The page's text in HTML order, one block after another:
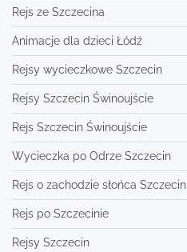
Rejs ze Szczecina
Animacje dla dzieci Łódź
Rejsy wycieczkowe Szczecin
Rejsy Szczecin Świnoujście
Rejs Szczecin Świnoujście
Wycieczka po Odrze Szczecin
Rejs o zachodzie słońca Szczecin
Rejs po Szczecinie
Rejsy Szczecin